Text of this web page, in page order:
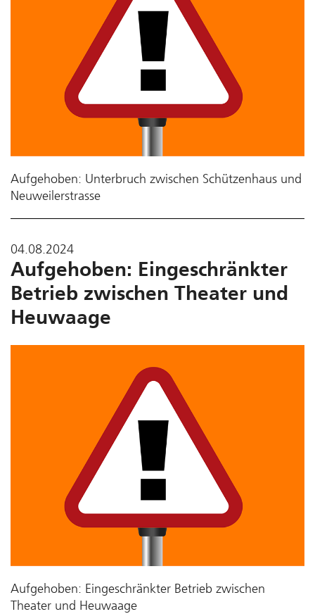
Aufgehoben: Unterbruch zwischen Schützenhaus und
Neuweilerstrasse
04.08.2024
Aufgehoben: Eingeschränkter
Betrieb zwischen Theater und
Heuwaage
Aufgehoben: Eingeschränkter Betrieb zwischen
Theater und Heuwaage